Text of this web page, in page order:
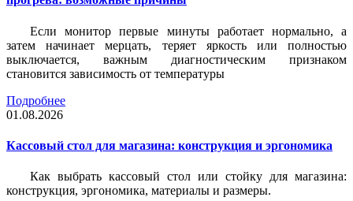
Если монитор первые минуты работает нормально, а
затем начинает мерцать, теряет яркость или полностью
выключается, важным диагностическим признаком
становится зависимость от температуры
Подробнее
01.08.2026
Кассовый стол для магазина: конструкция и эргономика
Как выбрать кассовый стол или стойку для магазина:
конструкция, эргономика, материалы и размеры.